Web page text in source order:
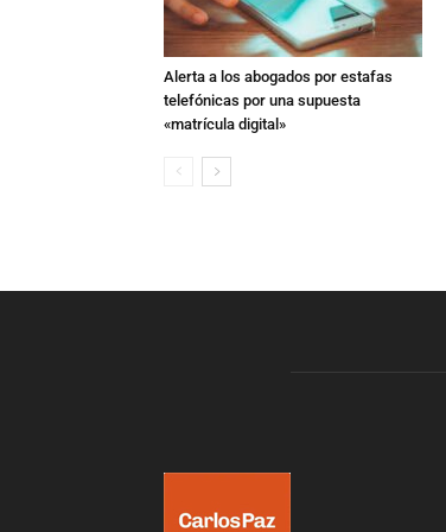
Alerta a los abogados por estafas
telefónicas por una supuesta
«matrícula digital»